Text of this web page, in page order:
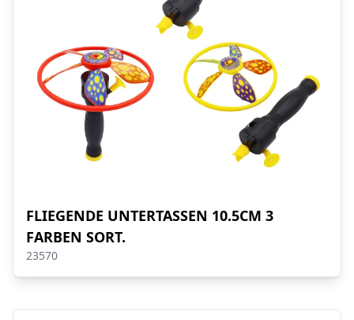
FLIEGENDE UNTERTASSEN 10.5CM 3
FARBEN SORT.
23570